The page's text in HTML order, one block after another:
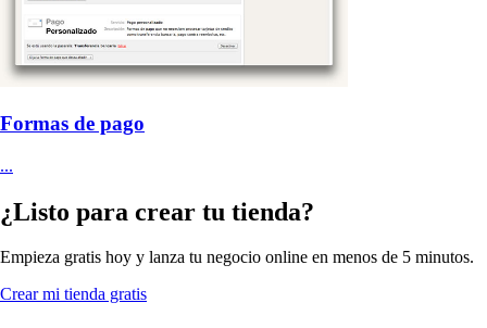
Formas de pago
...
¿Listo para crear tu tienda?
Empieza gratis hoy y lanza tu negocio online en menos de 5 minutos.
Crear mi tienda gratis